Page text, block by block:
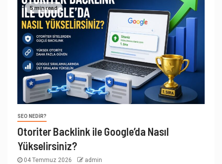
5 min read
SEO NEDIR?
Otoriter Backlink ile Google’da Nasıl
Yükselirsiniz?
04 Temmuz 2026 admin